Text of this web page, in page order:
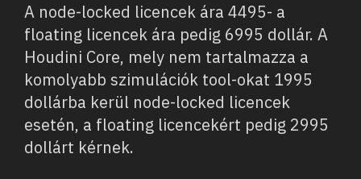
A node-locked licencek ára 4495- a
floating licencek ára pedig 6995 dollár. A
Houdini Core, mely nem tartalmazza a
komolyabb szimulációk tool-okat 1995
dollárba kerül node-locked licencek
esetén, a floating licencekért pedig 2995
dollárt kérnek.